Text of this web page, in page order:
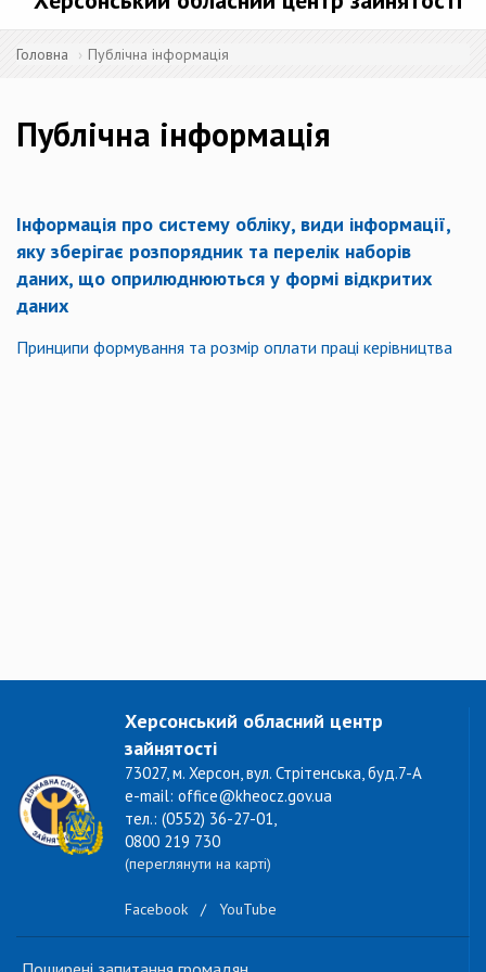
Головна Публічна інформація
Публічна інформація
Інформація про систему обліку, види інформації,
яку зберігає розпорядник та перелік наборів
даних, що оприлюднюються у формі відкритих
даних
Принципи формування та розмір оплати праці керівництва
Херсонський обласний центр
зайнятості
73027, м. Херсон, вул. Стрітенська, буд.7-А
e-mail: office@kheocz.gov.ua
тел.: (0552) 36-27-01,
0800 219 730
(переглянути на карті)
Facebook / YouTube